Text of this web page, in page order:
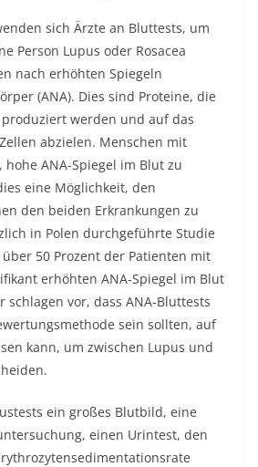
sich Ärzte an Bluttests, um
Person Lupus oder Rosacea
nach erhöhten Spiegeln
(ANA). Dies sind Proteine, die
werden und auf das
abzielen. Menschen mit
hohe ANA-Spiegel im Blut zu
eine Möglichkeit, den
den beiden Erkrankungen zu
in Polen durchgeführte Studie
50 Prozent der Patienten mit
erhöhten ANA-Spiegel im Blut
schlagen vor, dass ANA-Bluttests
sein sollten, auf
kann, um zwischen Lupus und
ein großes Blutbild, eine
einen Urintest, den